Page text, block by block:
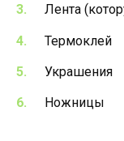
Лента
Термоклей
Украшения
Ножницы